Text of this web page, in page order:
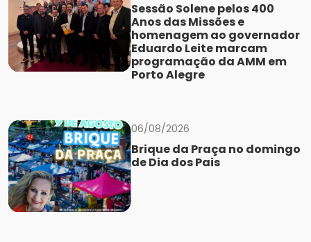
Sessão Solene pelos 400
Anos das Missões e
homenagem ao governador
Eduardo Leite marcam
programação da AMM em
Porto Alegre
06/08/2026
Brique da Praça no domingo
de Dia dos Pais